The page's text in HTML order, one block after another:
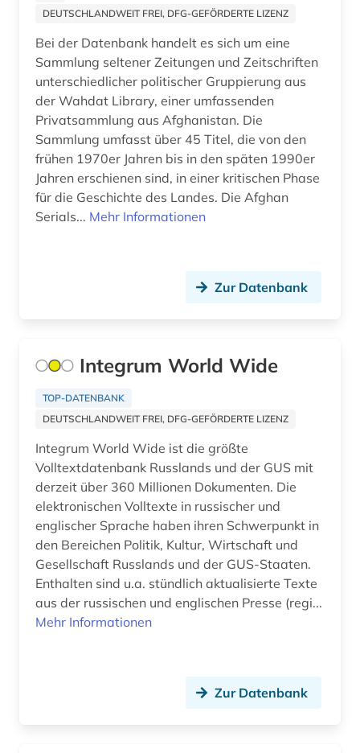
fid nordeuropa (1)
fid-lizenz (1)
filmarchiv (2)
finanzberichte (1)
finanzmarkt (1)
frankfurt (2)
frankreich (11)
friesland (1)
fünen (1)
galloromanistik (2)
gefangener (1)
gelnhausen (1)
geschichte 1699-1812 (1)
Saarland (1)
Sachsen (3)
Sachsen-Anhalt (1)
Schweiz (20)
Skandinavien (1)
Spanien (9)
USA (33)
Ungarn (2)
Vatikanstadt (4)
DEUTSCHLANDWEIT FREI, DFG-GEFÖRDERTE LIZENZ
Bei der Datenbank handelt es sich um eine
Sammlung seltener Zeitungen und Zeitschriften
unterschiedlicher politischer Gruppierung aus
der Wahdat Library, einer umfassenden
Privatsammlung aus Afghanistan. Die
Sammlung umfasst über 45 Titel, die von den
frühen 1970er Jahren bis in den späten 1990er
Jahren erschienen sind, in einer kritischen Phase
für die Geschichte des Landes. Die Afghan
Serials... Mehr Informationen
Zur Datenbank
Integrum World Wide
TOP-DATENBANK
DEUTSCHLANDWEIT FREI, DFG-GEFÖRDERTE LIZENZ
Integrum World Wide ist die größte
Volltextdatenbank Russlands und der GUS mit
derzeit über 360 Millionen Dokumenten. Die
elektronischen Volltexte in russischer und
englischer Sprache haben ihren Schwerpunkt in
den Bereichen Politik, Kultur, Wirtschaft und
Gesellschaft Russlands und der GUS-Staaten.
Enthalten sind u.a. stündlich aktualisierte Texte
aus der russischen und englischen Presse (regi...
Mehr Informationen
Zur Datenbank